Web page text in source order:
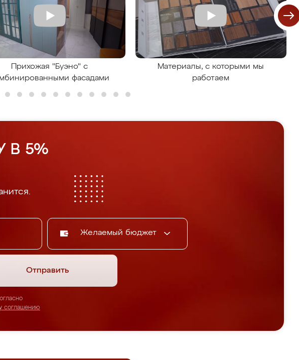
Прихожая "Буэно" с
фасадами
Материалы, с которыми мы
работаем
В 5%
Желаемый бюджет
Отправить
соглашению